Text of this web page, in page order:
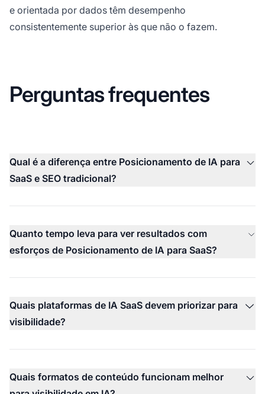
e orientada por dados têm desempenho
consistentemente superior às que não o fazem.
Perguntas frequentes
Qual é a diferença entre Posicionamento de IA para
SaaS e SEO tradicional?
Quanto tempo leva para ver resultados com
esforços de Posicionamento de IA para SaaS?
Quais plataformas de IA SaaS devem priorizar para
visibilidade?
Quais formatos de conteúdo funcionam melhor